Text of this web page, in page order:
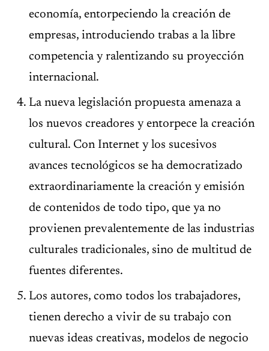
economía, entorpeciendo la creación de
empresas, introduciendo trabas a la libre
competencia y ralentizando su proyección
internacional.
La nueva legislación propuesta amenaza a
los nuevos creadores y entorpece la creación
cultural. Con Internet y los sucesivos
avances tecnológicos se ha democratizado
extraordinariamente la creación y emisión
de contenidos de todo tipo, que ya no
provienen prevalentemente de las industrias
culturales tradicionales, sino de multitud de
fuentes diferentes.
Los autores, como todos los trabajadores,
tienen derecho a vivir de su trabajo con
nuevas ideas creativas, modelos de negocio